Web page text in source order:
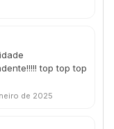
top top top
de 2025